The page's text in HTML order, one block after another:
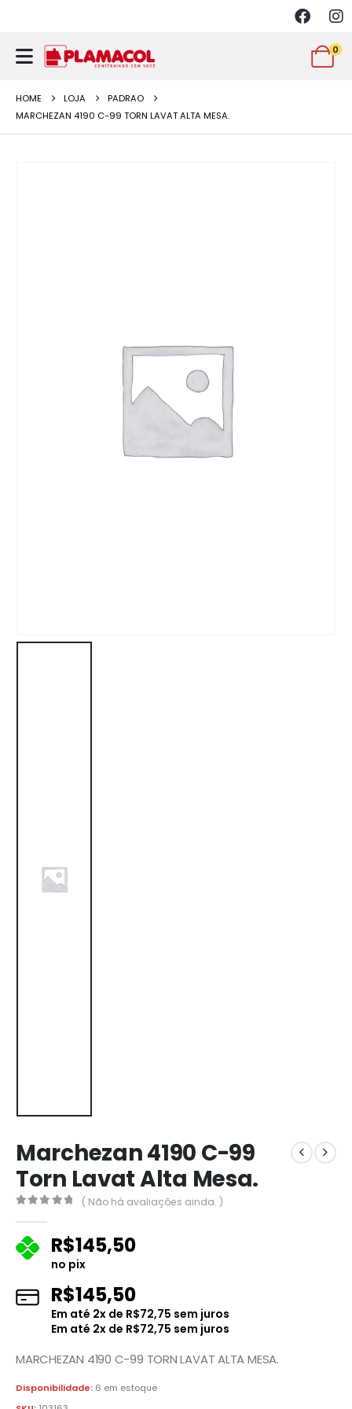
0
HOME LOJA
PADRAO
MARCHEZAN 4190 C-99 TORN LAVAT ALTA MESA.
Marchezan 4190 C-99
Torn Lavat Alta Mesa.
( Não há avaliações ainda. )
R$145,50
no pix
R$145,50
Em até 2x de R$72,75 sem juros
Em até 2x de R$72,75 sem juros
MARCHEZAN 4190 C-99 TORN LAVAT ALTA MESA.
Disponibilidade: 6 em estoque